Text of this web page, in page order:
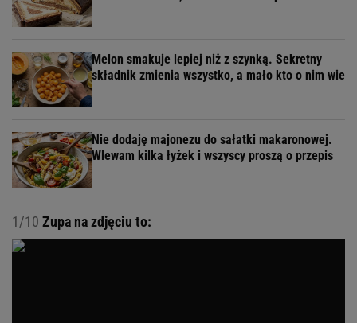
Melon smakuje lepiej niż z szynką. Sekretny
składnik zmienia wszystko, a mało kto o nim wie
Nie dodaję majonezu do sałatki makaronowej.
Wlewam kilka łyżek i wszyscy proszą o przepis
1/10 Zupa na zdjęciu to: